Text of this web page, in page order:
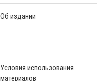
Об издании
Условия использования
материалов